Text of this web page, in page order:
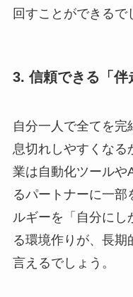
回すことができるで
3. 信頼できる「伴
自分一人で全てを
息切れしやすくなる
業は自動化ツールや
るパートナーに一部
ルギーを「自分に
る環境作りが、長期
言えるでしょう。